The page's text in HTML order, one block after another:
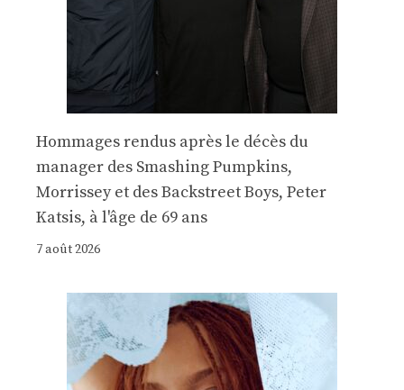
Hommages rendus après le décès du
manager des Smashing Pumpkins,
Morrissey et des Backstreet Boys, Peter
Katsis, à l'âge de 69 ans
7 août 2026